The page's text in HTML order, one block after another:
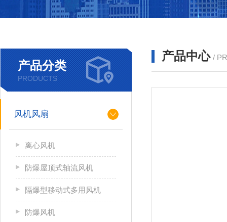
产品分类
PRODUCTS
风机风扇
离心风机
防爆屋顶式轴流风机
隔爆型移动式多用风机
防爆风机
产品中心 /